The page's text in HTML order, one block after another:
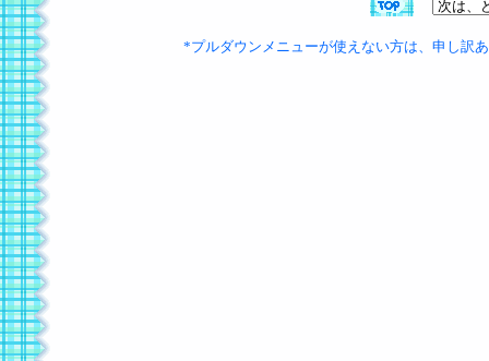
*プルダウンメニューが使えない方は、申し訳